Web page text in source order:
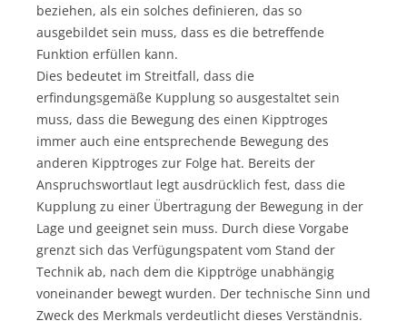
beziehen, als ein solches definieren, das so
ausgebildet sein muss, dass es die betreffende
Funktion erfüllen kann.
Dies bedeutet im Streitfall, dass die
erfindungsgemäße Kupplung so ausgestaltet sein
muss, dass die Bewegung des einen Kipptroges
immer auch eine entsprechende Bewegung des
anderen Kipptroges zur Folge hat. Bereits der
Anspruchswortlaut legt ausdrücklich fest, dass die
Kupplung zu einer Übertragung der Bewegung in der
Lage und geeignet sein muss. Durch diese Vorgabe
grenzt sich das Verfügungspatent vom Stand der
Technik ab, nach dem die Kipptröge unabhängig
voneinander bewegt wurden. Der technische Sinn und
Zweck des Merkmals verdeutlicht dieses Verständnis.